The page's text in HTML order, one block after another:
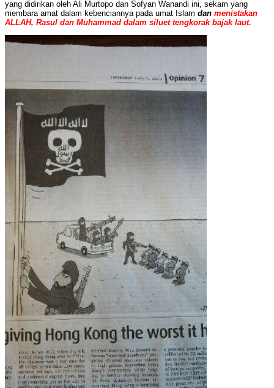
yang didirikan oleh Ali Murtopo dan Sofyan Wanandi ini, sekam yang
membara amat dalam kebenciannya pada umat Islam dan menistakan
ALLAH, Rasul dan Muhammad dalam siluet tengkorak bajak laut.